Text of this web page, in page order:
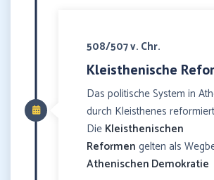
508/507 v. Chr.
Kleisthenische
Das politische System in
durch Kleisthenes
Die Kleisthenischen
Reformen gelten als
Athenischen Demokratie